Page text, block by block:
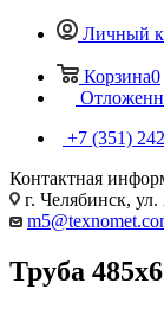
Личный
Корзина0
+7 (351)
Контактная
г. Челябинск,
Труба